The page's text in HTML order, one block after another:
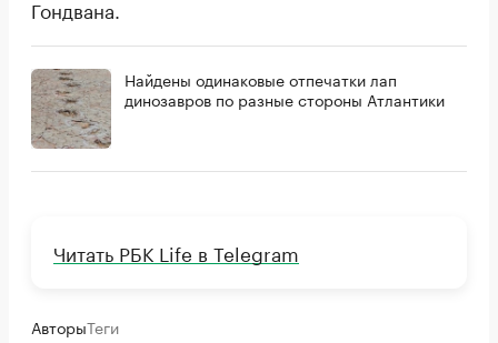
Гондвана.
Найдены одинаковые отпечатки лап
динозавров по разные стороны Атлантики
Читать РБК Life в Telegram
АвторыТеги